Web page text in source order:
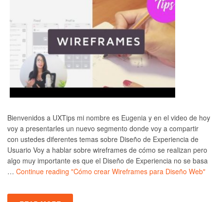
Bienvenidos a UXTips mi nombre es Eugenia y en el video de hoy
voy a presentarles un nuevo segmento donde voy a compartir
con ustedes diferentes temas sobre Diseño de Experiencia de
Usuario Voy a hablar sobre wireframes de cómo se realizan pero
algo muy importante es que el Diseño de Experiencia no se basa
… Continue reading "Cómo crear Wireframes para Diseño Web"